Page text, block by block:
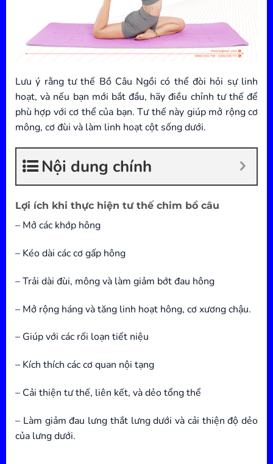
Lưu ý rằng tư thế Bồ Câu Ngồi có thể đòi hỏi sự linh
hoạt, và nếu bạn mới bắt đầu, hãy điều chỉnh tư thế để
phù hợp với cơ thể của bạn. Tư thế này giúp mở rộng cơ
mông, cơ đùi và làm linh hoạt cột sống dưới.
Nội dung chính
Lợi ích khi thực hiện tư thế chim bồ câu
– Mở các khớp hông
– Kéo dài các cơ gấp hông
– Trải dài đùi, mông và làm giảm bớt đau hông
– Mở rộng háng và tăng linh hoạt hông, cơ xương chậu.
– Giúp với các rối loạn tiết niệu
– Kích thích các cơ quan nội tạng
– Cải thiện tư thế, liên kết, và dẻo tổng thể
– Làm giảm đau lưng thắt lưng dưới và cải thiện độ dẻo
của lưng dưới.